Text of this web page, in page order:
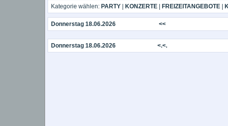
Kategorie wählen: PARTY| KONZERTE| FREIZEITANGEBOTE|
Donnerstag 18.06.2026 <<
Donnerstag 18.06.2026 <.<.